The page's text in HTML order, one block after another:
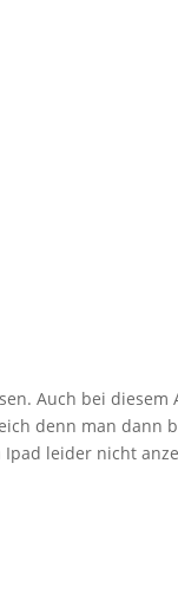
Auch bei
denn man dann
Ipad leider nicht